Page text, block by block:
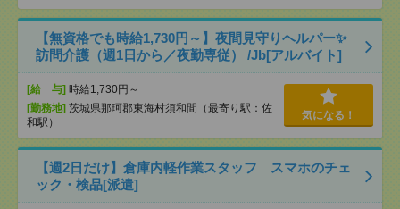
【無資格でも時給1,730円～】夜間見守りヘルパー✨
訪問介護（週1日から／夜勤専従） /Jb[アルバイト]
[給 与] 時給1,730円～
[勤務地] 茨城県那珂郡東海村須和間（最寄り駅：佐
和駅）
気になる！
【週2日だけ】倉庫内軽作業スタッフ スマホのチェ
ック・検品[派遣]